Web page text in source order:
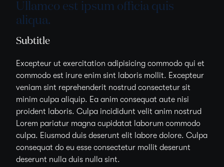
Ullamco est ipsum officia quis
aliqua.
Subtitle
Excepteur ut exercitation adipisicing commodo qui et
commodo est irure enim sint laboris mollit. Excepteur
veniam sint reprehenderit nostrud consectetur sit
minim culpa aliquip. Ea anim consequat aute nisi
proident laboris. Culpa incididunt velit anim nostrud
Lorem pariatur magna cupidatat laborum commodo
culpa. Eiusmod duis deserunt elit labore dolore. Culpa
consequat do eu esse consectetur mollit deserunt
deserunt nulla duis nulla sint.